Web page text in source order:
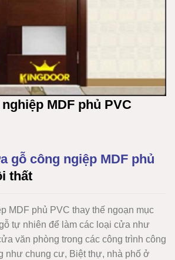
MDF phủ PVC
gỗ công ngiệp MDF phủ
thất
MDF phủ PVC thay thế ngoạn mục
tự nhiên để làm các loại cửa như
văn phòng trong các công trình công
như chung cư, Biệt thự, nhà phố ở